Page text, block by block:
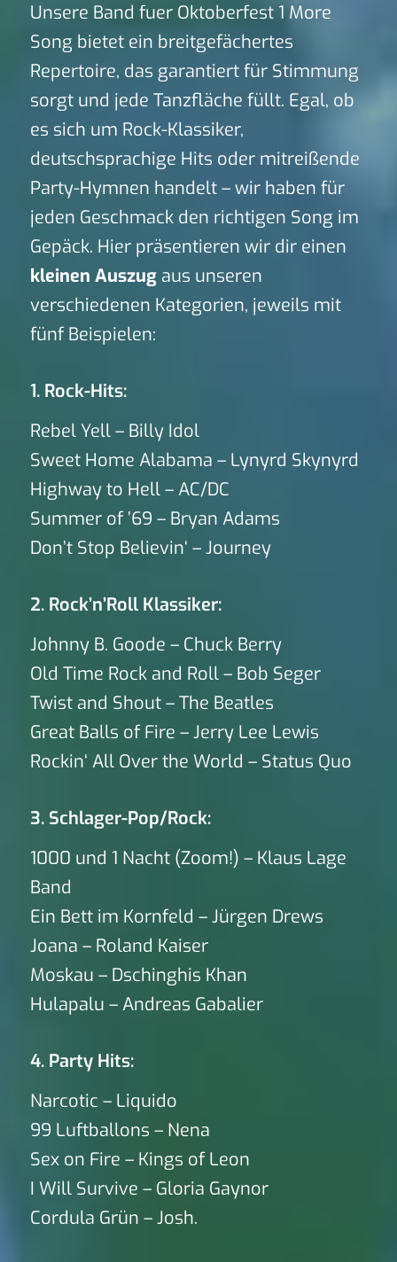
Unsere Band fuer Oktoberfest 1 More
Song bietet ein breitgefächertes
Repertoire, das garantiert für Stimmung
sorgt und jede Tanzfläche füllt. Egal, ob
es sich um Rock-Klassiker,
deutschsprachige Hits oder mitreißende
Party-Hymnen handelt – wir haben für
jeden Geschmack den richtigen Song im
Gepäck. Hier präsentieren wir dir einen
kleinen Auszugaus unseren
verschiedenen Kategorien, jeweils mit
fünf Beispielen:
1. Rock-Hits:
Rebel Yell – Billy Idol
Sweet Home Alabama – Lynyrd Skynyrd
Highway to Hell – AC/DC
Summer of ’69 – Bryan Adams
Don’t Stop Believin‘ – Journey
2. Rock’n’Roll Klassiker:
Johnny B. Goode – Chuck Berry
Old Time Rock and Roll – Bob Seger
Twist and Shout – The Beatles
Great Balls of Fire – Jerry Lee Lewis
Rockin‘ All Over the World – Status Quo
3. Schlager-Pop/Rock:
1000 und 1 Nacht (Zoom!) – Klaus Lage
Band
Ein Bett im Kornfeld – Jürgen Drews
Joana – Roland Kaiser
Moskau – Dschinghis Khan
Hulapalu – Andreas Gabalier
4. Party Hits:
Narcotic – Liquido
99 Luftballons – Nena
Sex on Fire – Kings of Leon
I Will Survive – Gloria Gaynor
Cordula Grün – Josh.